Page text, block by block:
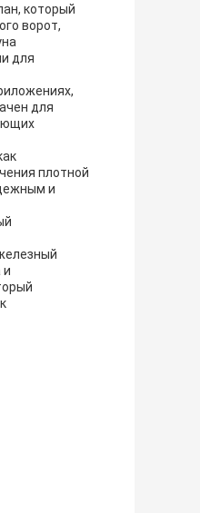
который
ворот,
для
для
плотной
и
и